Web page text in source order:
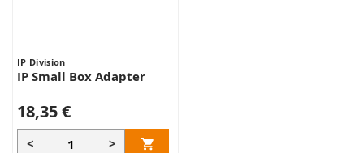
IP Division
IP Small Box Adapter
18,35 €
< >